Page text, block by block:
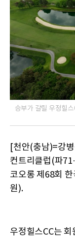
승부가 갈릴 우정힐
[천안(충남)=강
컨트리클럽(파
코오롱 제68회
원).
우정힐스CC는